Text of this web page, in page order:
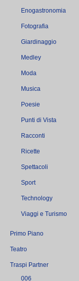
Enogastronomia
Fotografia
Giardinaggio
Medley
Moda
Musica
Poesie
Punti di Vista
Racconti
Ricette
Spettacoli
Sport
Technology
Viaggi e Turismo
Primo Piano
Teatro
Traspi Partner
006